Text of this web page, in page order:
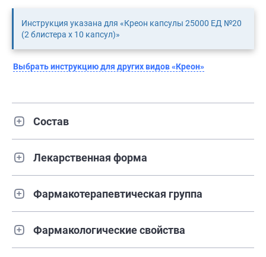
Инструкция указана для «Креон капсулы 25000 ЕД №20
(2 блистера х 10 капсул)»
Выбрать инструкцию для других видов «Креон»
Состав
Лекарственная форма
Фармакотерапевтическая группа
Фармакологические свойства